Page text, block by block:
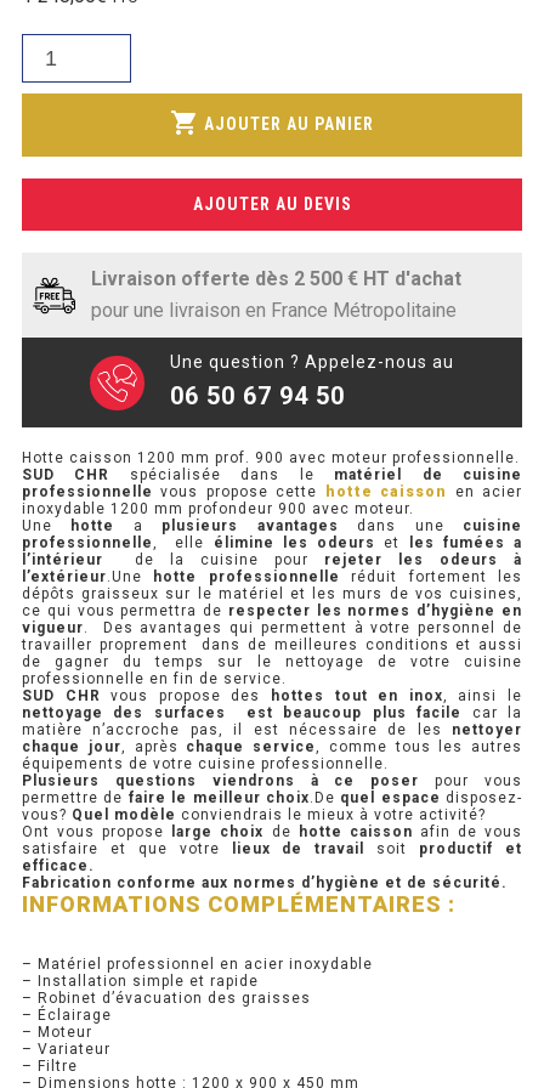
SOUBASSEMENT RÉFRIGÉRÉ
TABLE DE PRÉPARATION
TABLE DE PRÉPARATION COMPACTE
TABLE DE PRÉPARATION 700 / 800
SALADETTE COMPACTE
SALADETTE COMPACTE VITRÉE
SALADETTE 800 VITRÉE
MEUBLE À PIZZA
MEUBLE À PIZZA COMPACT
MEUBLE À PIZZA
PRÉSENTOIR À INGRÉDIENTS
PROFONDEUR 300 VITRÉE
PROFONDEUR 400 VITRÉE
PROFONDEUR 300 INOX
PROFONDEUR 400 INOX
ARMOIRE RÉFRIGÉRÉE
RÉFRIGÉRATEUR VITRÉ
initial
était :
419,00€.
actuel
est :
040,00€.
1200
moteur
shopping_cart AJOUTER AU PANIER
AJOUTER AU DEVIS
Livraison offerte dès 2 500 € HT d'achat
pour une livraison en France Métropolitaine
Une question ? Appelez-nous au
06 50 67 94 50
Hotte caisson 1200 mm prof. 900 avec moteur professionnelle.
SUD CHR
spécialisée dans le matériel de cuisine
professionnelle vous propose cette hotte caisson
en acier
inoxydable 1200 mm profondeur 900 avec moteur.
Une
hotte a plusieurs avantages dans une cuisine
professionnelle, elle élimine les odeurs et
les fumées a
l’intérieur de la cuisine pour rejeter les odeurs à
l’extérieur.Une hotte professionnelleréduit fortement les
dépôts graisseux sur le matériel et les murs de vos cuisines,
ce qui vous permettra de respecter les normes d’hygiène en
vigueur. Des avantages qui permettent à votre personnel de
travailler proprement dans de meilleures conditions et aussi
de gagner du temps sur le nettoyage de votre cuisine
professionnelle en fin de service.
SUD CHR
vous propose des hottes tout en inox, ainsi le
nettoyage des surfaces est beaucoup plus facile
car la
matière n’accroche pas, il est nécessaire de les nettoyer
chaque jour, après chaque service, comme tous les autres
équipements de votre cuisine professionnelle.
Plusieurs questions viendrons à ce poser pour vous
permettre de faire le meilleur choix.De quel espace disposez-
vous? Quel modèle conviendrais le mieux à votre activité?
Ont vous propose
large choix de hotte caisson afin de vous
satisfaire et que votre
lieux de travail soit productif et
efficace.
Fabrication conforme aux normes d’hygiène et de sécurité.
INFORMATIONS COMPLÉMENTAIRES :
– Matériel professionnel en acier inoxydable
– Installation simple et rapide
– Robinet d’évacuation des graisses
– Éclairage
– Moteur
– Variateur
– Filtre
– Dimensions hotte : 1200 x 900 x 450 mm